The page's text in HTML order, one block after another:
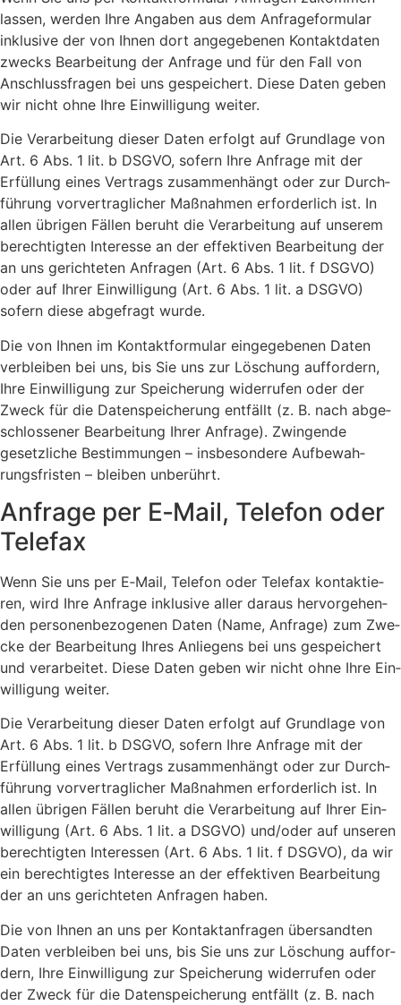
las­sen, wer­den Ihre Anga­ben aus dem Anfra­ge­for­mu­lar
inklu­si­ve der von Ihnen dort ange­ge­be­nen Kon­takt­da­ten
zwecks Bear­bei­tung der Anfra­ge und für den Fall von
Anschluss­fra­gen bei uns gespei­chert. Die­se Daten geben
wir nicht ohne Ihre Ein­wil­li­gung wei­ter.
Die Ver­ar­bei­tung die­ser Daten erfolgt auf Grund­la­ge von
Art. 6 Abs. 1 lit. b DSGVO, sofern Ihre Anfra­ge mit der
Erfül­lung eines Ver­trags zusam­men­hängt oder zur Durch­
füh­rung vor­ver­trag­li­cher Maß­nah­men erfor­der­lich ist. In
allen übri­gen Fäl­len beruht die Ver­ar­bei­tung auf unse­rem
berech­tig­ten Inter­es­se an der effek­ti­ven Bear­bei­tung der
an uns gerich­te­ten Anfra­gen (Art. 6 Abs. 1 lit. f DSGVO)
oder auf Ihrer Ein­wil­li­gung (Art. 6 Abs. 1 lit. a DSGVO)
sofern die­se abge­fragt wur­de.
Die von Ihnen im Kon­takt­for­mu­lar ein­ge­ge­be­nen Daten
ver­blei­ben bei uns, bis Sie uns zur Löschung auf­for­dern,
Ihre Ein­wil­li­gung zur Spei­che­rung wider­ru­fen oder der
Zweck für die Daten­spei­che­rung ent­fällt (z. B. nach abge­
schlos­se­ner Bear­bei­tung Ihrer Anfra­ge). Zwin­gen­de
gesetz­li­che Bestim­mun­gen – ins­be­son­de­re Auf­be­wah­
rungs­fris­ten – blei­ben unbe­rührt.
Anfra­ge per E‑Mail, Tele­fon oder
Tele­fax
Wenn Sie uns per E‑Mail, Tele­fon oder Tele­fax kon­tak­tie­
ren, wird Ihre Anfra­ge inklu­si­ve aller dar­aus her­vor­ge­hen­
den per­so­nen­be­zo­ge­nen Daten (Name, Anfra­ge) zum Zwe­
cke der Bear­bei­tung Ihres Anlie­gens bei uns gespei­chert
und ver­ar­bei­tet. Die­se Daten geben wir nicht ohne Ihre Ein­
wil­li­gung wei­ter.
Die Ver­ar­bei­tung die­ser Daten erfolgt auf Grund­la­ge von
Art. 6 Abs. 1 lit. b DSGVO, sofern Ihre Anfra­ge mit der
Erfül­lung eines Ver­trags zusam­men­hängt oder zur Durch­
füh­rung vor­ver­trag­li­cher Maß­nah­men erfor­der­lich ist. In
allen übri­gen Fäl­len beruht die Ver­ar­bei­tung auf Ihrer Ein­
wil­li­gung (Art. 6 Abs. 1 lit. a DSGVO) und/oder auf unse­ren
berech­tig­ten Inter­es­sen (Art. 6 Abs. 1 lit. f DSGVO), da wir
ein berech­tig­tes Inter­es­se an der effek­ti­ven Bear­bei­tung
der an uns gerich­te­ten Anfra­gen haben.
Die von Ihnen an uns per Kon­takt­an­fra­gen über­sand­ten
Daten ver­blei­ben bei uns, bis Sie uns zur Löschung auf­for­
dern, Ihre Ein­wil­li­gung zur Spei­che­rung wider­ru­fen oder
der Zweck für die Daten­spei­che­rung ent­fällt (z. B. nach